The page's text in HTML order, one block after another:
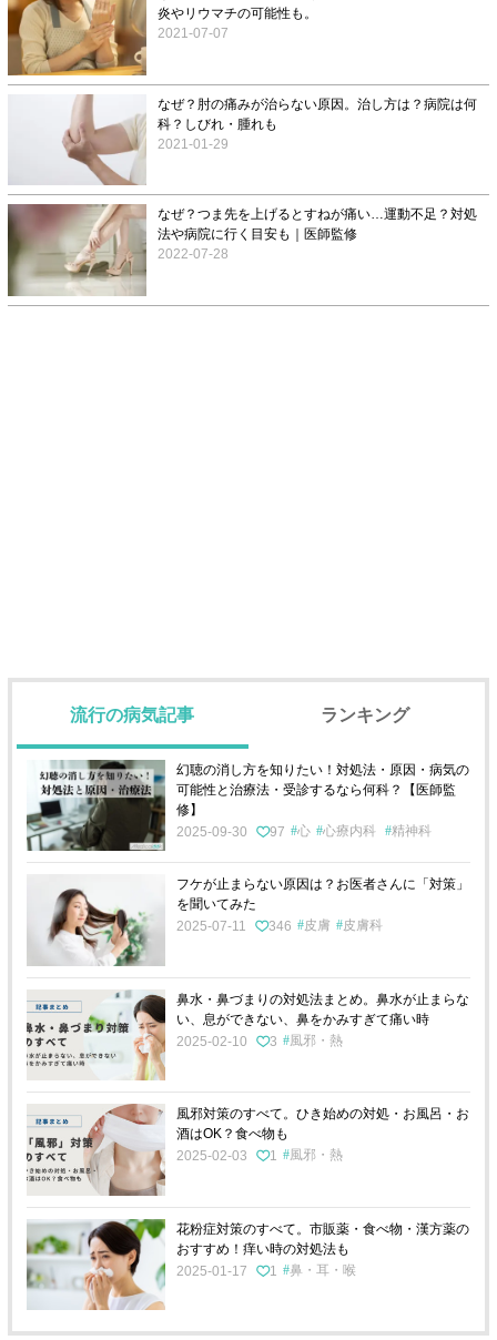
炎やリウマチの可能性も。
2021-07-07
なぜ？肘の痛みが治らない原因。治し方は？病院は何
科？しびれ・腫れも
2021-01-29
なぜ？つま先を上げるとすねが痛い…運動不足？対処
法や病院に行く目安も｜医師監修
2022-07-28
流行の病気記事 ランキング
幻聴の消し方を知りたい！対処法・原因・病気の
可能性と治療法・受診するなら何科？【医師監
修】
2025-09-30
97 心 心療内科 精神科
フケが止まらない原因は？お医者さんに「対策」
を聞いてみた
2025-07-11
346 皮膚 皮膚科
鼻水・鼻づまりの対処法まとめ。鼻水が止まらな
い、息ができない、鼻をかみすぎて痛い時
2025-02-10
3 風邪・熱
風邪対策のすべて。ひき始めの対処・お風呂・お
酒はOK？食べ物も
2025-02-03
1 風邪・熱
花粉症対策のすべて。市販薬・食べ物・漢方薬の
おすすめ！痒い時の対処法も
2025-01-17
1 鼻・耳・喉